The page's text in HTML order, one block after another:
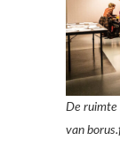
De ruimte
van